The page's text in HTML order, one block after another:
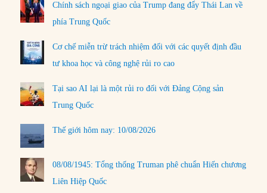
Chính sách ngoại giao của Trump đang đẩy Thái Lan về
phía Trung Quốc
Cơ chế miễn trừ trách nhiệm đối với các quyết định đầu
tư khoa học và công nghệ rủi ro cao
Tại sao AI lại là một rủi ro đối với Đảng Cộng sản
Trung Quốc
Thế giới hôm nay: 10/08/2026
08/08/1945: Tổng thống Truman phê chuẩn Hiến chương
Liên Hiệp Quốc